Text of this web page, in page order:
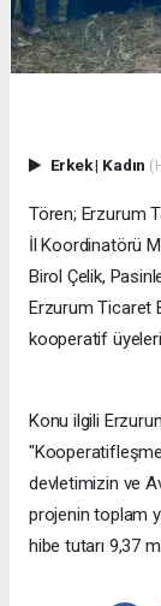
Erkek| Kadın
Tören; Erzurum
İl Koordinatörü
Birol Çelik,
Erzurum Ticaret
kooperatif
Konu ilgili
devletimizin ve
projenin toplam
hibe tutarı 9,37